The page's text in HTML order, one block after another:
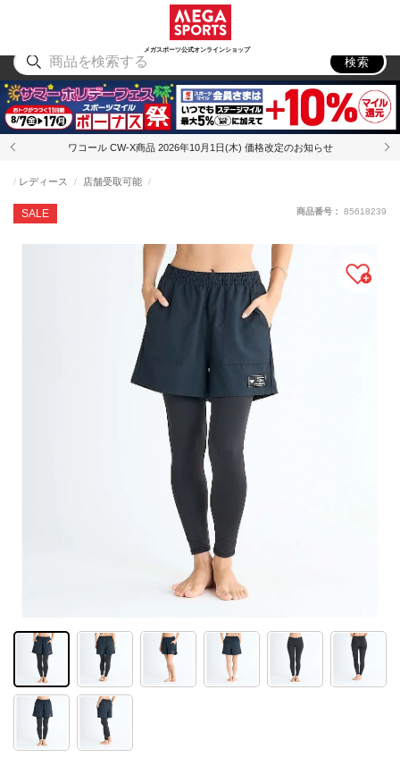
メガスポーツ公式オンラインショップ
アウトドア
検索
ワコール CW-X商品 2026年10月1日(木) 価格改定のお知らせ
SALE
レディース 店舗受取可能
商品番号： 85618239